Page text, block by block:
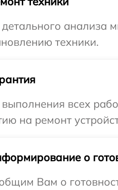
анализа
техники.
всех
на ремонт
о
Вам о